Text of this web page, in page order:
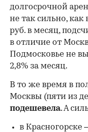
долгосрочной
не так сильно,
руб. в месяц,
в отличие от
Подмосковье не
2,8% за месяц.
В то же время в
Москвы (пяти из
подешевела. А
в Красногорске